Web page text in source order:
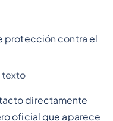
protección contra el
texto
directamente
oficial que aparece